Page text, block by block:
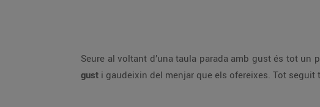
Seure al voltant d’una taula parada amb gust és tot un
gust i gaudeixin del menjar que els ofereixes. Tot